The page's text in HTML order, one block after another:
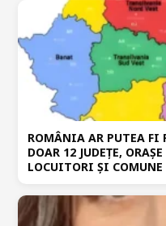
ROMÂNIA AR PUTEA FI
DOAR 12 JUDEȚE,
LOCUITORI ȘI COMUNE